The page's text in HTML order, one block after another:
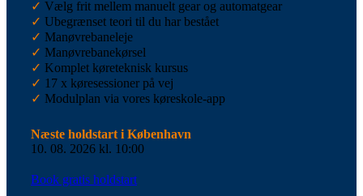
✓ Vælg frit mellem manuelt gear og automatgear
✓ Ubegrænset teori til du har bestået
✓ Manøvrebaneleje
✓ Manøvrebanekørsel
✓ Komplet køreteknisk kursus
✓ 17 x køresessioner på vej
✓ Modulplan via vores køreskole-app
Næste holdstart i København
10. 08. 2026 kl. 10:00
Book gratis holdstart